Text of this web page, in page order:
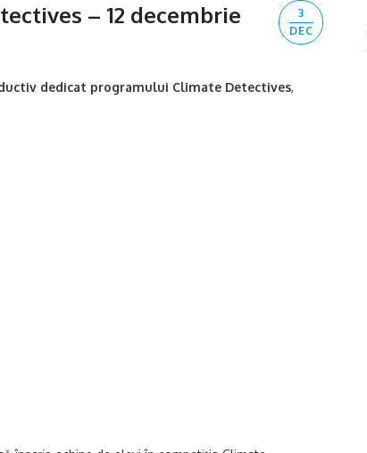
– 12 decembrie
3
DEC
dedicat programului Climate Detectives,